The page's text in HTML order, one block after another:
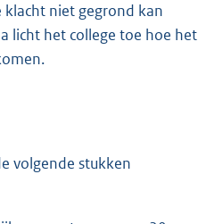
niet gegrond kan
licht het college toe hoe het
volgende stukken